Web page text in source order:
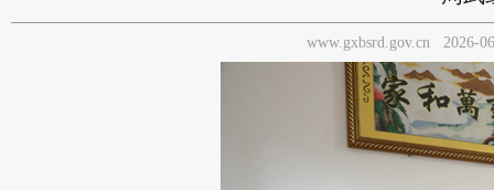
www.gxbsrd.gov.cn 2026-